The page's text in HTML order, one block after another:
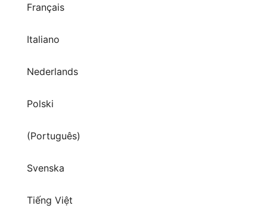
Français
Italiano
Nederlands
Polski
(Português)
Svenska
Tiếng Việt